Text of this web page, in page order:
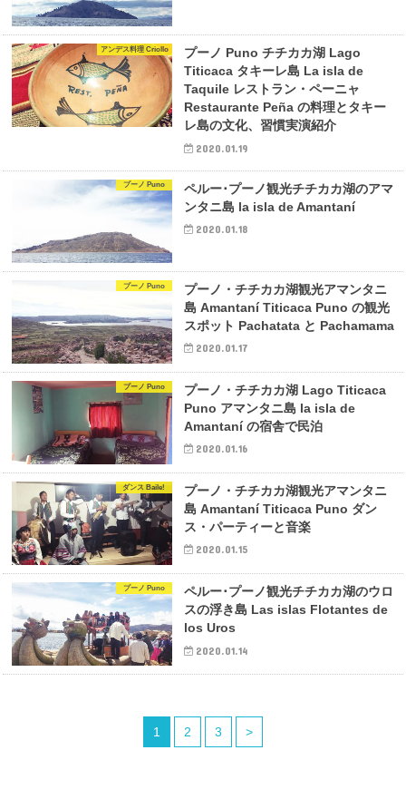
アンデス料理 Criollo
プーノ Puno チチカカ湖 Lago
Titicaca タキーレ島 La isla de
Taquile レストラン・ペーニャ
Restaurante Peña の料理とタキー
レ島の文化、習慣実演紹介
2020.01.19
プーノ Puno
ペルー･プーノ観光チチカカ湖のアマ
ンタニ島 la isla de Amantaní
2020.01.18
プーノ Puno
プーノ・チチカカ湖観光アマンタニ
島 Amantaní Titicaca Puno の観光
スポット Pachatata と Pachamama
2020.01.17
プーノ Puno
プーノ・チチカカ湖 Lago Titicaca
Puno アマンタニ島 la isla de
Amantaní の宿舎で民泊
2020.01.16
ダンス Baile!
プーノ・チチカカ湖観光アマンタニ
島 Amantaní Titicaca Puno ダン
ス・パーティーと音楽
2020.01.15
プーノ Puno
ペルー･プーノ観光チチカカ湖のウロ
スの浮き島 Las islas Flotantes de
los Uros
2020.01.14
1 2 3 >